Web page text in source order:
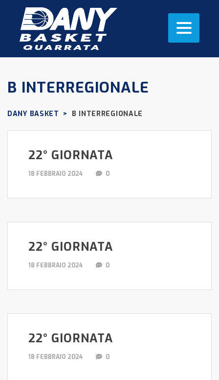
B INTERREGIONALE
DANY BASKET > B INTERREGIONALE
22° GIORNATA
18 FEBBRAIO 2024 0
22° GIORNATA
18 FEBBRAIO 2024 0
22° GIORNATA
18 FEBBRAIO 2024 0